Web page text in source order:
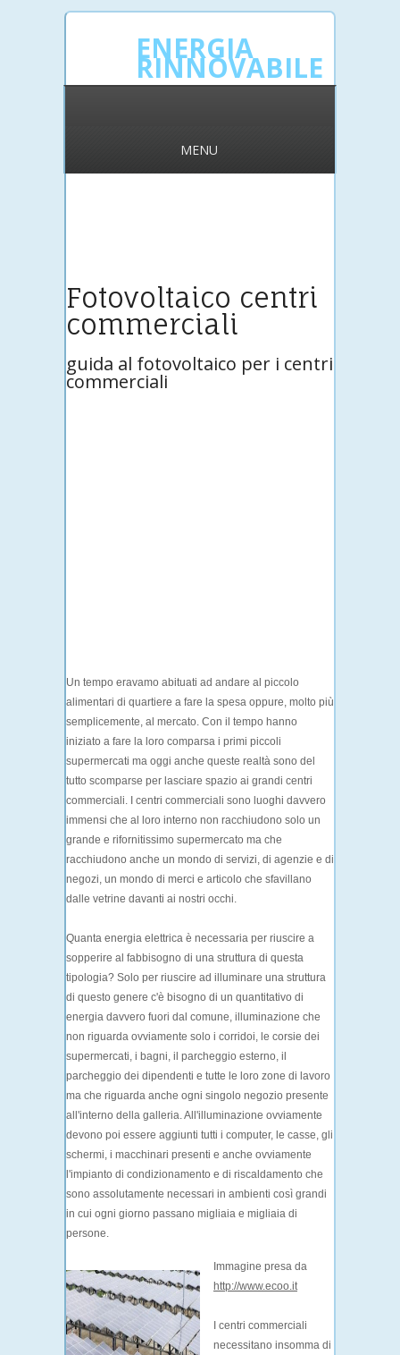
ENERGIA
RINNOVABILE
MENU
Fotovoltaico centri
commerciali
guida al fotovoltaico per i centri
commerciali
Un tempo eravamo abituati ad andare al piccolo
alimentari di quartiere a fare la spesa oppure, molto più
semplicemente, al mercato. Con il tempo hanno
iniziato a fare la loro comparsa i primi piccoli
supermercati ma oggi anche queste realtà sono del
tutto scomparse per lasciare spazio ai grandi centri
commerciali. I centri commerciali sono luoghi davvero
immensi che al loro interno non racchiudono solo un
grande e rifornitissimo supermercato ma che
racchiudono anche un mondo di servizi, di agenzie e di
negozi, un mondo di merci e articolo che sfavillano
dalle vetrine davanti ai nostri occhi.
Quanta energia elettrica è necessaria per riuscire a
sopperire al fabbisogno di una struttura di questa
tipologia? Solo per riuscire ad illuminare una struttura
di questo genere c'è bisogno di un quantitativo di
energia davvero fuori dal comune, illuminazione che
non riguarda ovviamente solo i corridoi, le corsie dei
supermercati, i bagni, il parcheggio esterno, il
parcheggio dei dipendenti e tutte le loro zone di lavoro
ma che riguarda anche ogni singolo negozio presente
all'interno della galleria. All'illuminazione ovviamente
devono poi essere aggiunti tutti i computer, le casse, gli
schermi, i macchinari presenti e anche ovviamente
l'impianto di condizionamento e di riscaldamento che
sono assolutamente necessari in ambienti così grandi
in cui ogni giorno passano migliaia e migliaia di
persone.
Immagine presa da
http://www.ecoo.it
I centri commerciali
necessitano insomma di